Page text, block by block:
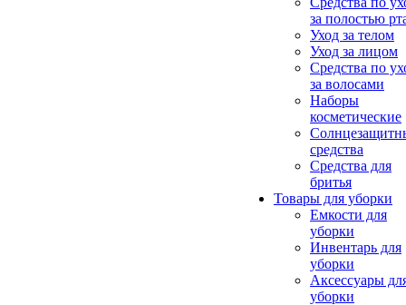
за полостью
Уход за телом
Уход за лицом
Средства по
за волосами
Наборы
косметические
средства
Средства для
бритья
Товары для уборки
Емкости для
уборки
Инвентарь для
уборки
Аксессуары
уборки